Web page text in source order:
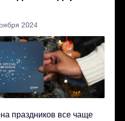
2024
праздников все чаще